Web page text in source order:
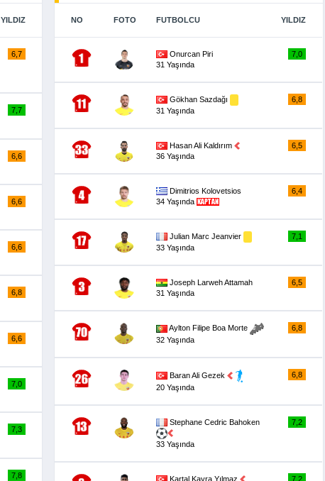
YILDIZ
6,7
7,7
6,6
6,6
6,6
6,8
6,6
7,0
7,3
7,8
NO FOTO FUTBOLCU YILDIZ
Onurcan Piri
31 Yaşında
7,0
Gökhan Sazdağı
31 Yaşında
6,8
Hasan Ali Kaldırım
36 Yaşında
6,5
Dimitrios Kolovetsios
34 Yaşında
6,4
Julian Marc Jeanvier
33 Yaşında
7,1
Joseph Larweh Attamah
31 Yaşında
6,5
Aylton Filipe Boa Morte
32 Yaşında
6,8
Baran Ali Gezek
20 Yaşında
6,8
Stephane Cedric Bahoken
33 Yaşında
7,2
Kartal Kayra Yılmaz
7,2